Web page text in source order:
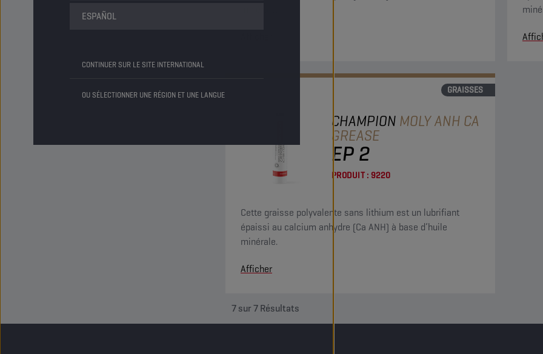
ESPAÑOL
CONTINUER SUR LE SITE INTERNATIONAL
OU SÉLECTIONNER UNE RÉGION ET UNE LANGUE GRAISSES
CHAMPION MOLY ANH CA
GREASE
EP 2
PRODUIT : 9220
Cette graisse polyvalente sans lithium est un lubrifiant
épaissi au calcium anhydre (Ca ANH) à base d’huile
minérale.
Afficher
7sur7Résultats